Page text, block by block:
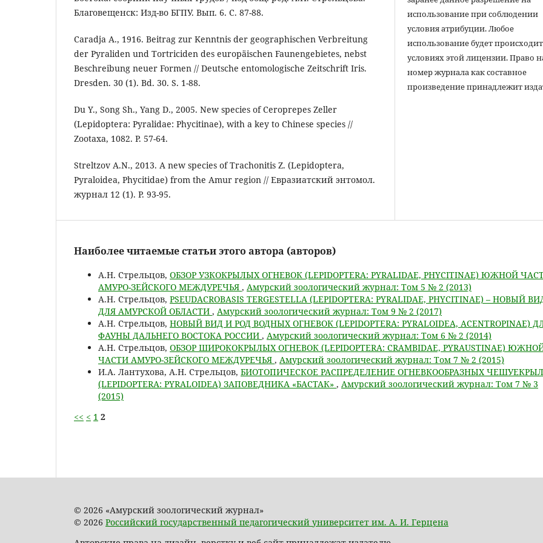
Благовещенск: Изд-во БГПУ. Вып. 6. С. 87-88.
Caradja A., 1916. Beitrag zur Kenntnis der geographischen Verbreitung
der Pyraliden und Tortriciden des europäischen Faunengebietes, nebst
Beschreibung neuer Formen // Deutsche entomologische Zeitschrift Iris.
Dresden. 30 (1). Bd. 30. S. 1-88.
Du Y., Song Sh., Yang D., 2005. New species of Ceroprepes Zeller
(Lepidoptera: Pyralidae: Phycitinae), with a key to Chinese species //
Zootaxa, 1082. P. 57-64.
Streltzov A.N., 2013. A new species of Trachonitis Z. (Lepidoptera,
Pyraloidea, Phycitidae) from the Amur region // Евразиатский энтомол.
журнал 12 (1). P. 93-95.
использование при соблюдении
условия атрибуции. Любое
использование будет
условиях этой лицензии. Право
номер журнала как составное
произведение принадлежит
Наиболее читаемые статьи этого автора (авторов)
А.Н. Стрельцов, ОБЗОР УЗКОКРЫЛЫХ ОГНЕВОК (LEPIDOPTERA: PYRALIDAE, PHYCITINAE) ЮЖНОЙ
АМУРО-ЗЕЙСКОГО МЕЖДУРЕЧЬЯ , Амурский зоологический журнал: Том 5 № 2 (2013)
А.Н. Стрельцов, PSEUDACROBASIS TERGESTELLA (LEPIDOPTERA: PYRALIDAE, PHYCITINAE) – НОВЫЙ
ДЛЯ АМУРСКОЙ ОБЛАСТИ , Амурский зоологический журнал: Том 9 № 2 (2017)
А.Н. Стрельцов, НОВЫЙ ВИД И РОД ВОДНЫХ ОГНЕВОК (LEPIDOPTERA: PYRALOIDEA, ACENTROPINAE)
ФАУНЫ ДАЛЬНЕГО ВОСТОКА РОССИИ , Амурский зоологический журнал: Том 6 № 2 (2014)
А.Н. Стрельцов, ОБЗОР ШИРОКОКРЫЛЫХ ОГНЕВОК (LEPIDOPTERA: CRAMBIDAE, PYRAUSTINAE)
ЧАСТИ АМУРО-ЗЕЙСКОГО МЕЖДУРЕЧЬЯ , Амурский зоологический журнал: Том 7 № 2 (2015)
И.А. Лантухова, А.Н. Стрельцов, БИОТОПИЧЕСКОЕ РАСПРЕДЕЛЕНИЕ ОГНЕВКООБРАЗНЫХ
(LEPIDOPTERA: PYRALOIDEA) ЗАПОВЕДНИКА «БАСТАК» , Амурский зоологический журнал: Том 7 № 3
(2015)
<< < 1 2
© 2026 «Амурский зоологический журнал»
© 2026 Российский государственный педагогический университет им. А. И. Герцена